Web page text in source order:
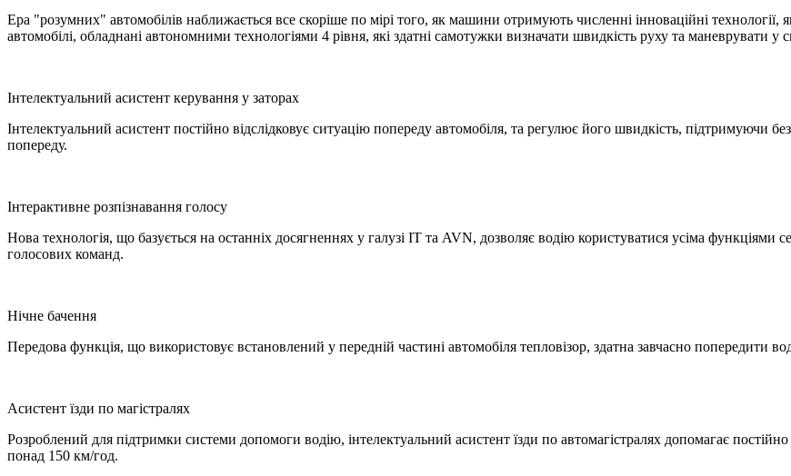
Ера "розумних" автомобілів наближається все скоріше по мірі того, як машини отримують численні інноваційні
автомобілі, обладнані автономними технологіями 4 рівня, які здатні самотужки визначати швидкість руху та маневрувати у
Інтелектуальний асистент керування у заторах
Інтелектуальний асистент постійно відслідковує ситуацію попереду автомобіля, та регулює його швидкість, підтримуючи
попереду.
Інтерактивне розпізнавання голосу
Нова технологія, що базується на останніх досягненнях у галузі IT та AVN, дозволяє водію користуватися усіма функціями
голосових команд.
Нічне бачення
Передова функція, що використовує встановлений у передній частині автомобіля тепловізор, здатна завчасно попередити
Асистент їзди по магістралях
Розроблений для підтримки системи допомоги водію, інтелектуальний асистент їзди по автомагістралях допомагає
понад 150 км/год.